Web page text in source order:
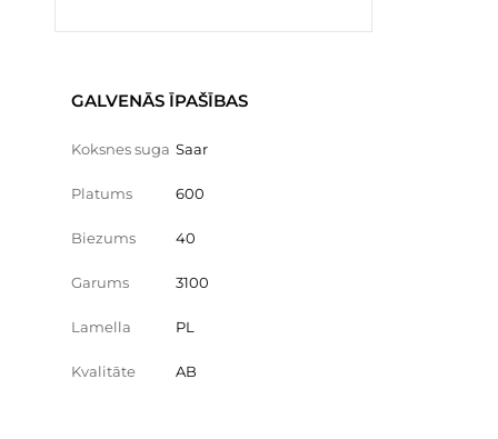
GALVENĀS ĪPAŠĪBAS
Koksnes suga Saar
Platums 600
Biezums 40
Garums 3100
Lamella PL
Kvalitāte AB